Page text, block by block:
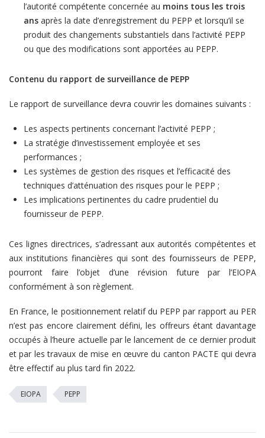
l’autorité compétente concernée au moins tous les trois
ans après la date d’enregistrement du PEPP et lorsqu’il se
produit des changements substantiels dans l’activité PEPP
ou que des modifications sont apportées au PEPP.
Contenu du rapport de surveillance de PEPP
Le rapport de surveillance devra couvrir les domaines suivants :
Les aspects pertinents concernant l’activité PEPP ;
La stratégie d’investissement employée et ses
performances ;
Les systèmes de gestion des risques et l’efficacité des
techniques d’atténuation des risques pour le PEPP ;
Les implications pertinentes du cadre prudentiel du
fournisseur de PEPP.
Ces lignes directrices, s’adressant aux autorités compétentes et
aux institutions financières qui sont des fournisseurs de PEPP,
pourront faire l’objet d’une révision future par l’EIOPA
conformément à son règlement.
En France, le positionnement relatif du PEPP par rapport au PER
n’est pas encore clairement défini, les offreurs étant davantage
occupés à l’heure actuelle par le lancement de ce dernier produit
et par les travaux de mise en œuvre du canton PACTE qui devra
être effectif au plus tard fin 2022.
EIOPA PEPP